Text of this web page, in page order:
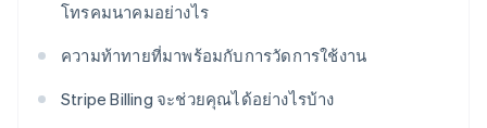
โทรคมนาคมอย่างไร
ความท้าทายที่มาพร้อมกับการวัดการใช้งาน
Stripe Billing จะช่วยคุณได้อย่างไรบ้าง